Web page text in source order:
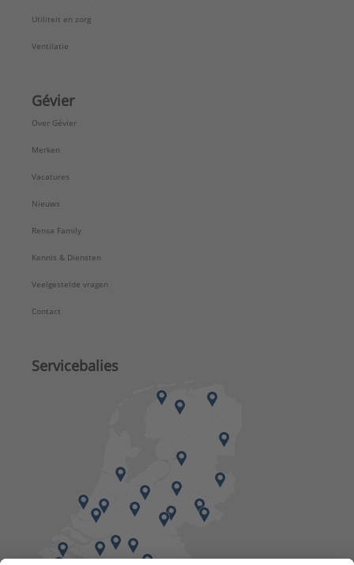
Utiliteit en zorg
Ventilatie
Gévier
Over Gévier
Merken
Vacatures
Nieuws
Rensa Family
Kennis & Diensten
Veelgestelde vragen
Contact
Servicebalies